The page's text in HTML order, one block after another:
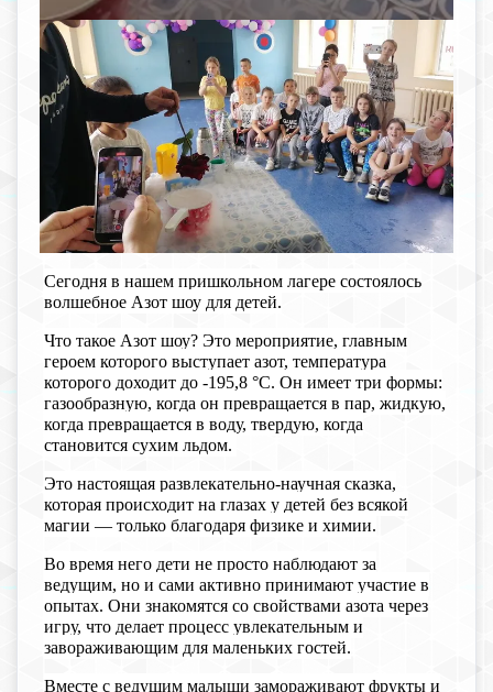
Сегодня в нашем пришкольном лагере состоялось
волшебное Азот шоу для детей.
Что такое Азот шоу? Это мероприятие, главным
героем которого выступает азот, температура
которого доходит до -195,8 °C. Он имеет три формы:
газообразную, когда он превращается в пар, жидкую,
когда превращается в воду, твердую, когда
становится сухим льдом.
Это настоящая развлекательно-научная сказка,
которая происходит на глазах у детей без всякой
магии — только благодаря физике и химии.
Во время него дети не просто наблюдают за
ведущим, но и сами активно принимают участие в
опытах. Они знакомятся со свойствами азота через
игру, что делает процесс увлекательным и
завораживающим для маленьких гостей.
Вместе с ведущим малыши замораживают фрукты и